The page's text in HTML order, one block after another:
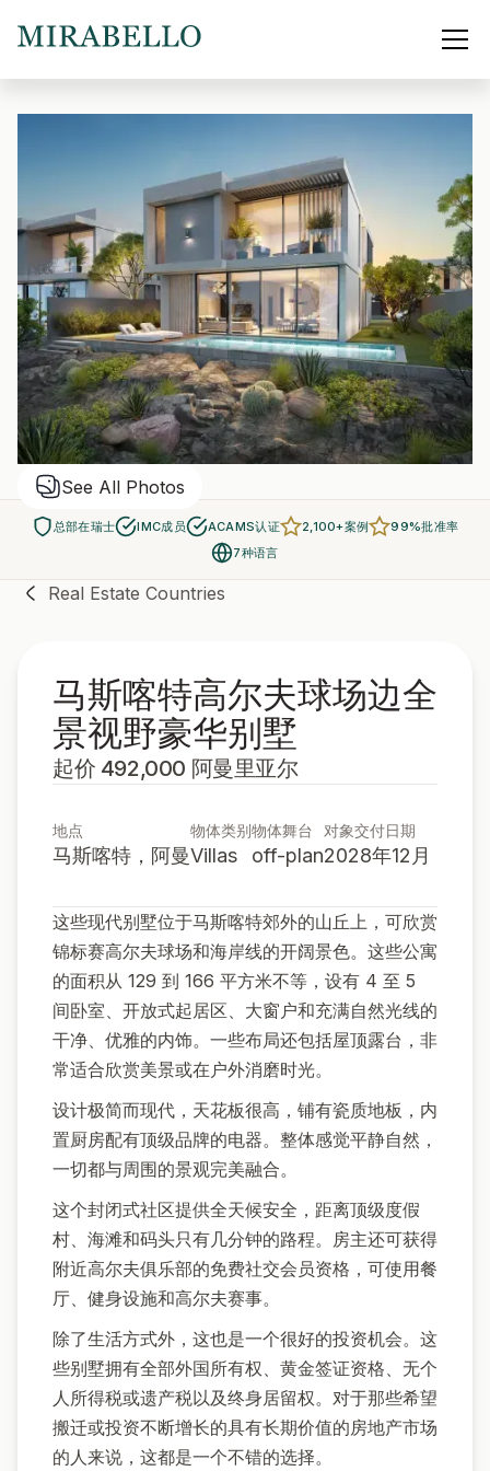
See All Photos
总部在瑞士 IMC成员 ACAMS认证 2,100+案例
99%批准率
7种语言
Real Estate Countries
马斯喀特高尔夫球场边全
景视野豪华别墅
起价 492,000 阿曼里亚尔
地点
马斯喀特，阿曼
物体类别
Villas
物体舞台
off-plan
对象交付日期
2028年12月
这些现代别墅位于马斯喀特郊外的山丘上，可欣赏
锦标赛高尔夫球场和海岸线的开阔景色。这些公寓
的面积从 129 到 166 平方米不等，设有 4 至 5
间卧室、开放式起居区、大窗户和充满自然光线的
干净、优雅的内饰。一些布局还包括屋顶露台，非
常适合欣赏美景或在户外消磨时光。
设计极简而现代，天花板很高，铺有瓷质地板，内
置厨房配有顶级品牌的电器。整体感觉平静自然，
一切都与周围的景观完美融合。
这个封闭式社区提供全天候安全，距离顶级度假
村、海滩和码头只有几分钟的路程。房主还可获得
附近高尔夫俱乐部的免费社交会员资格，可使用餐
厅、健身设施和高尔夫赛事。
除了生活方式外，这也是一个很好的投资机会。这
些别墅拥有全部外国所有权、黄金签证资格、无个
人所得税或遗产税以及终身居留权。对于那些希望
搬迁或投资不断增长的具有长期价值的房地产市场
的人来说，这都是一个不错的选择。